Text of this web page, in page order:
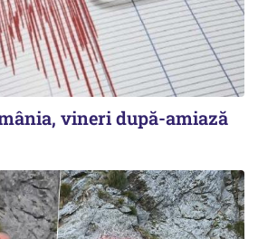
vineri după-amiază